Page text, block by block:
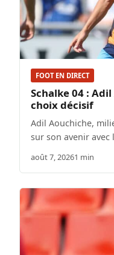
FOOT EN DIRECT
Schalke 04 :
choix décisif
Adil Aouchiche,
sur son avenir avec
août 7, 20261 min